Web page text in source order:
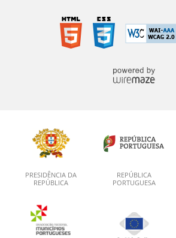
PRESIDÊNCIA DA
REPÚBLICA
REPÚBLICA
PORTUGUESA